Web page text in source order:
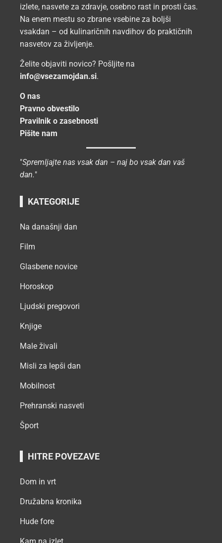
izlete, nasvete za zdravje, osebno rast in prosti čas.
Na enem mestu so zbrane vsebine za boljši
vsakdan – od kulinaričnih navdihov do praktičnih
nasvetov za življenje.
Želite objaviti novico? Pošljite na
info@vsezamojdan.si.
O nas
Pravno obvestilo
Pravilnik o zasebnosti
Pišite nam
"Spremljajte nas vsak dan – naj bo vsak dan vaš
dan."
KATEGORIJE
Na današnji dan
Film
Glasbene novice
Horoskop
Ljudski pregovori
Knjige
Male živali
Misli za lepši dan
Mobilnost
Prehranski nasveti
Šport
HITRE POVEZAVE
Dom in vrt
Družabna kronika
Hude fore